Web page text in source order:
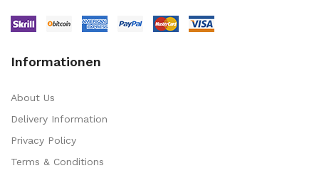
Informationen
About Us
Delivery Information
Privacy Policy
Terms & Conditions